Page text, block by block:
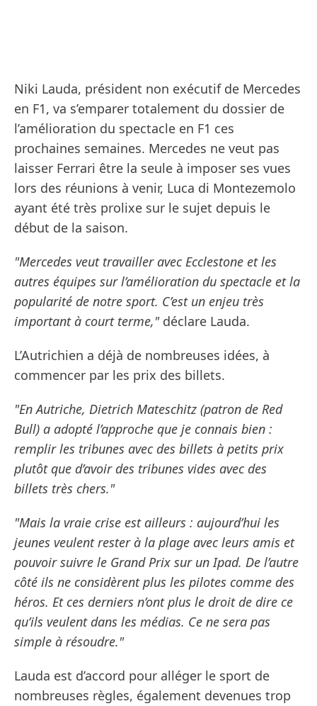
Niki Lauda, président non exécutif de Mercedes
en F1, va s’emparer totalement du dossier de
l’amélioration du spectacle en F1 ces
prochaines semaines. Mercedes ne veut pas
laisser Ferrari être la seule à imposer ses vues
lors des réunions à venir, Luca di Montezemolo
ayant été très prolixe sur le sujet depuis le
début de la saison.
"Mercedes veut travailler avec Ecclestone et les
autres équipes sur l’amélioration du spectacle et la
popularité de notre sport. C’est un enjeu très
important à court terme,"déclare Lauda.
L’Autrichien a déjà de nombreuses idées, à
commencer par les prix des billets.
"En Autriche, Dietrich Mateschitz (patron de Red
Bull) a adopté l’approche que je connais bien :
remplir les tribunes avec des billets à petits prix
plutôt que d’avoir des tribunes vides avec des
billets très chers."
"Mais la vraie crise est ailleurs : aujourd’hui les
jeunes veulent rester à la plage avec leurs amis et
pouvoir suivre le Grand Prix sur un Ipad. De l’autre
côté ils ne considèrent plus les pilotes comme des
héros. Et ces derniers n’ont plus le droit de dire ce
qu’ils veulent dans les médias. Ce ne sera pas
simple à résoudre."
Lauda est d’accord pour alléger le sport de
nombreuses règles, également devenues trop